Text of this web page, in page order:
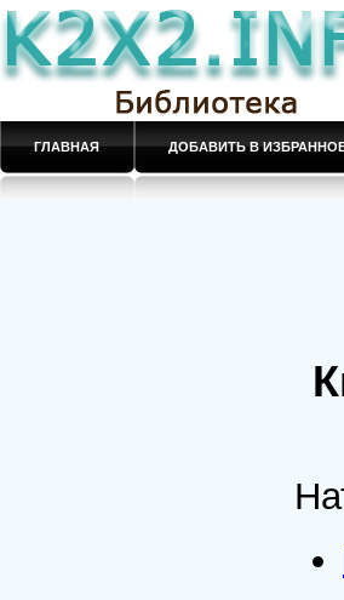
ГЛАВНАЯ ДОБАВИТЬ В